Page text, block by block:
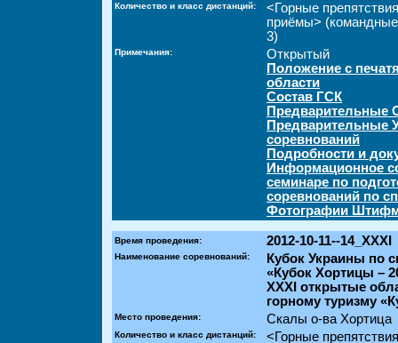
Количество и класс дистанций:
<Горные
приёмы>
3)
Примечания:
Открытый
Положение с
области
Состав ГСК
Предварительные
Предварительные
соревнований
Подробности и
Информационное
семинаре по
соревнований по
Фотографии
Время проведения: 2012-10-11--14_XXXI
Наименование соревнований:
Кубок Украины по
«Кубок Хортицы –
XXXI открытые
горному туризму
Место проведения: Скалы о-ва Хортица
Количество и класс дистанций: <Горные